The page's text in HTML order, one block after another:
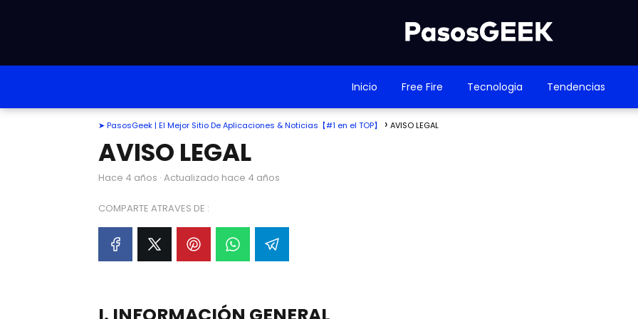
Inicio Free Fire Tecnologia Tendencias
➤ PasosGeek | El Mejor Sitio De Aplicaciones & Noticias【#1 en el TOP】 AVISO LEGAL
AVISO LEGAL
hace 4 años · Actualizado hace 4 años
COMPARTE ATRAVES DE :